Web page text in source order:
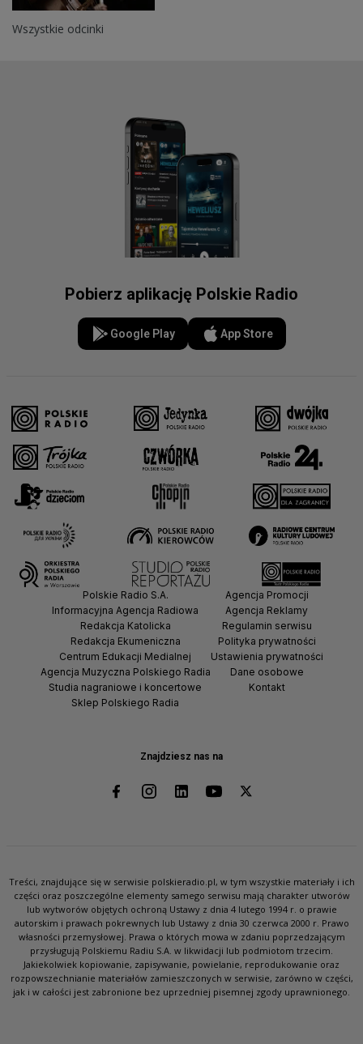
Wszystkie odcinki
Pobierz aplikację Polskie Radio
Google Play App Store
Znajdziesz nas na
Polskie Radio S.A.
Informacyjna Agencja Radiowa
Redakcja Katolicka
Redakcja Ekumeniczna
Centrum Edukacji Medialnej
Agencja Muzyczna Polskiego Radia
Studia nagraniowe i koncertowe
Sklep Polskiego Radia
Agencja Promocji
Agencja Reklamy
Regulamin serwisu
Polityka prywatności
Ustawienia prywatności
Dane osobowe
Kontakt
Treści, znajdujące się w serwisie polskieradio.pl, w tym wszystkie materiały i ich
części oraz poszczególne elementy samego serwisu mają charakter utworów
lub wytworów objętych ochroną Ustawy z dnia 4 lutego 1994 r. o prawie
autorskim i prawach pokrewnych lub Ustawy z dnia 30 czerwca 2000 r. Prawo
własności przemysłowej. Prawa o których mowa w zdaniu poprzedzającym
przysługują Polskiemu Radiu S.A. w likwidacji lub podmiotom trzecim.
Jakiekolwiek kopiowanie, zapisywanie, powielanie, reprodukowanie oraz
rozpowszechnianie materiałów zamieszczonych w serwisie, zarówno w części,
jak i w całości jest zabronione bez uprzedniej pisemnej zgody uprawnionego.